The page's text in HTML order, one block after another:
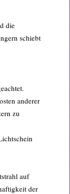
die
schiebt
anderer
zu
auf
der